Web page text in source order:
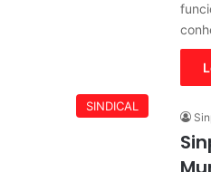
SINDICAL